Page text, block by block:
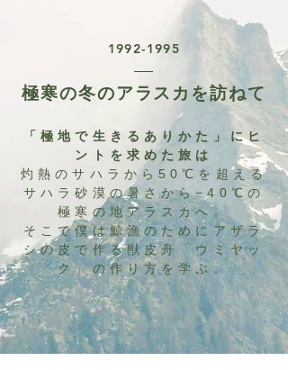
1992-1995
極寒の冬のアラスカを訪ねて
「極地で生きるありかた」にヒ
ントを求めた旅は
灼熱のサハラから50℃を超える
サハラ砂漠の暑さから−40℃の
極寒の地アラスカへ。
​そこで僕は鯨漁のためにアザラ
シの皮で作る獣皮舟「ウミヤッ
ク」の作り方を学ぶ。